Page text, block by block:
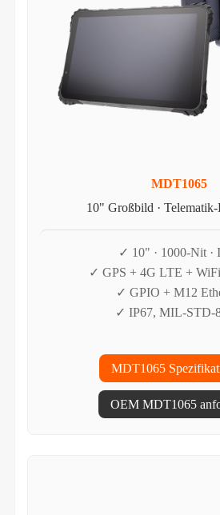
MDT1065
10" Großbild · Telematik-
✓ 10" · 1000-Nit ·
✓ GPS + 4G LTE +
✓ GPIO + M12
✓ IP67, MIL-STD-
MDT1065
OEM MDT1065